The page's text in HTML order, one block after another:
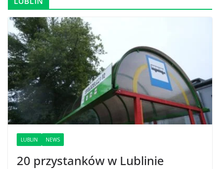
LUBLIN NEWS
20 przystanków w Lublinie